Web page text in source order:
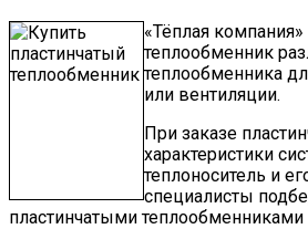
«Тёплая
теплообменник
теплообменника
или вентиляции.
При заказе
характеристики
теплоноситель и
специалисты
пластинчатыми